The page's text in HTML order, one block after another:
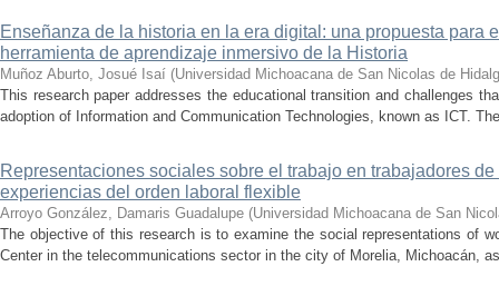
Enseñanza de la historia en la era digital: una propuesta para
herramienta de aprendizaje inmersivo de la Historia
Muñoz Aburto, Josué Isaí (Universidad Michoacana de San Nicolas de
This research paper addresses the educational transition and challenges
adoption of Information and Communication Technologies, known as ICT.
Representaciones sociales sobre el trabajo en trabajadores
experiencias del orden laboral flexible
Arroyo González, Damaris Guadalupe (Universidad Michoacana de San
The objective of this research is to examine the social representations of
Center in the telecommunications sector in the city of Morelia, Michoacán,